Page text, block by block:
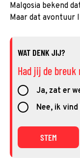
Malgosia bekend
Maar dat avontuur
WAT DENK JIJ?
Had jij de
Ja, zat er
Nee, ik
STEM